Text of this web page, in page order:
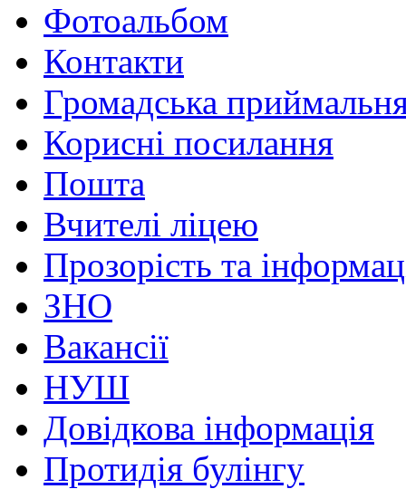
Фотоальбом
Контакти
Громадська
Корисні посилання
Пошта
Вчителі ліцею
Прозорість та
ЗНО
Вакансії
НУШ
Довідкова інформація
Протидія булінгу